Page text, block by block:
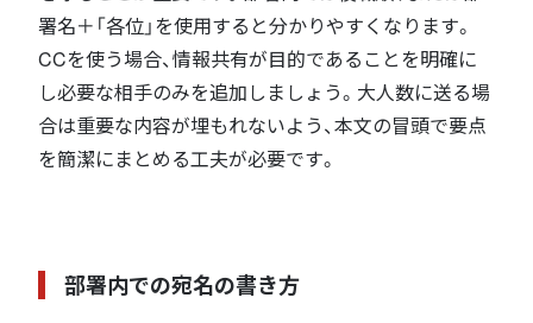
署名＋「各位」を使用すると分かりやすくなります。
CCを使う場合、情報共有が目的であることを明確に
し必要な相手のみを追加しましょう。大人数に送る場
合は重要な内容が埋もれないよう、本文の冒頭で要点
を簡潔にまとめる工夫が必要です。
部署内での宛名の書き方